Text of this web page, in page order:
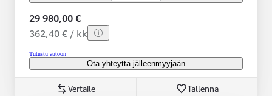
29 980,00 €
362,40 € / kk
Tutustu autoon
Ota yhteyttä jälleenmyyjään
Vertaile Tallenna